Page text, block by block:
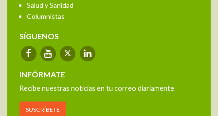
Salud y Sanidad
Columnistas
SÍGUENOS
INFÓRMATE
Recibe nuestras noticias en tu correo diariamente
SUSCRÍBETE